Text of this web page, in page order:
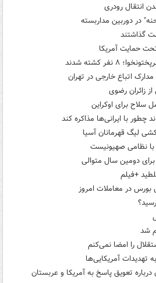
انتقال رودری
گذاشتند
حمایت آمریکا
نفر کشته شدند
اتباع خارجی در تهران
زائران رضوی
برای اوکراین
چطور با ایرانی‌ها مذاکره کند
لیگ قهرمانان آسیا
با نظامی صهیونیست
+فیلم
را امضا نمی‌کنم
تهدیدات آمریکایی‌ها
تعویق پاسخ به آمریکا و عربستان